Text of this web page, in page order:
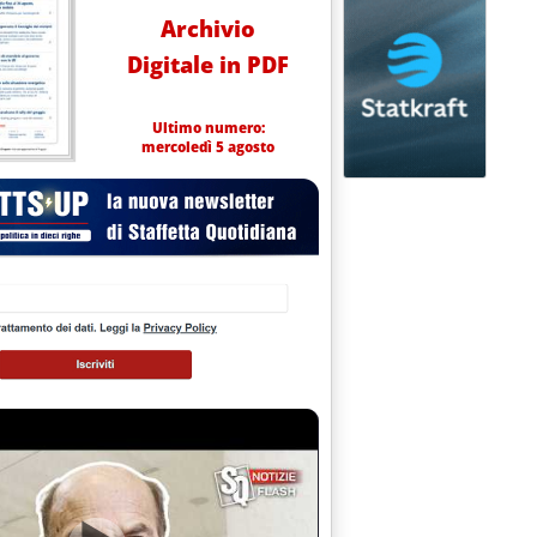
Archivio
Digitale in PDF
Ultimo numero:
mercoledì 5 agosto